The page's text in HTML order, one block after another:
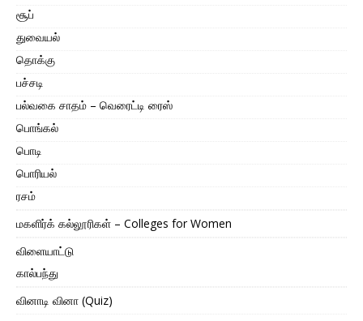
சூப்
துவையல்
தொக்கு
பச்சடி
பல்வகை சாதம் – வெரைட்டி ரைஸ்
பொங்கல்
பொடி
பொரியல்
ரசம்
மகளிர்க் கல்லூரிகள் – Colleges for Women
விளையாட்டு
கால்பந்து
வினாடி வினா (Quiz)